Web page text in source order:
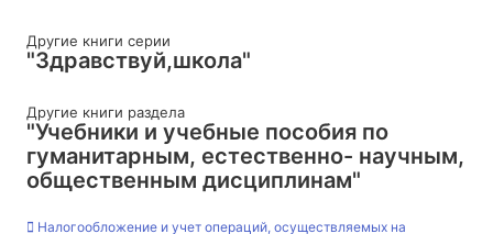
Другие книги серии
"Здравствуй,школа"
Другие книги раздела
"Учебники и учебные пособия по
гуманитарным, естественно- научным,
общественным дисциплинам"
Налогообложение и учет операций, осуществляемых на